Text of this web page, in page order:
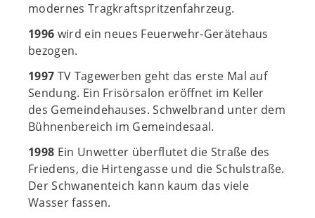
modernes Tragkraftspritzenfahrzeug.
1996 wird ein neues Feuerwehr-Gerätehaus
bezogen.
1997 TV Tagewerben geht das erste Mal auf
Sendung. Ein Frisörsalon eröffnet im Keller
des Gemeindehauses. Schwelbrand unter dem
Bühnenbereich im Gemeindesaal.
1998 Ein Unwetter überflutet die Straße des
Friedens, die Hirtengasse und die Schulstraße.
Der Schwanenteich kann kaum das viele
Wasser fassen.